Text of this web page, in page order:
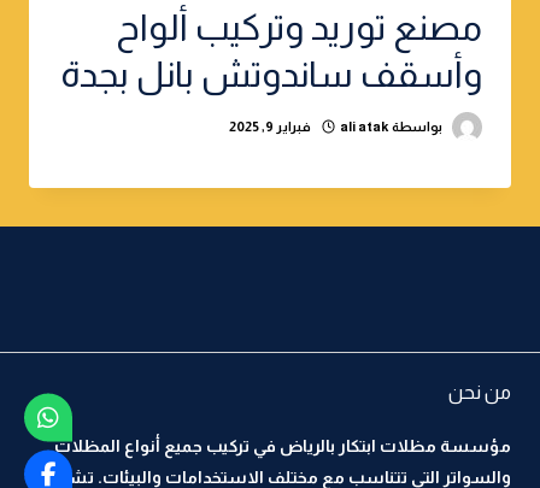
مصنع توريد وتركيب ألواح
وأسقف ساندوتش بانل بجدة
بواسطة ali atak فبراير 9, 2025
من نحن
مؤسسة مظلات ابتكار بالرياض في تركيب جميع أنواع المظلات
والسواتر التي تتناسب مع مختلف الاستخدامات والبيئات. تشمل